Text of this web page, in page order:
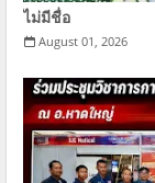
ไม่มีชื่อ
August 01, 2026